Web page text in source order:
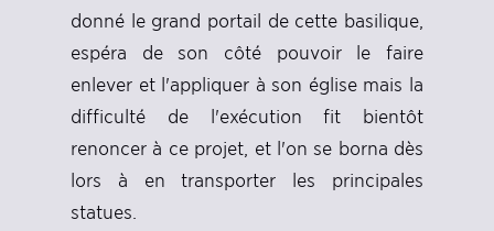
donné le grand portail de cette basilique,
espéra de son côté pouvoir le faire
enlever et l'appliquer à son église mais la
difficulté de l'exécution fit bientôt
renoncer à ce projet, et l'on se borna dès
lors à en transporter les principales
statues.